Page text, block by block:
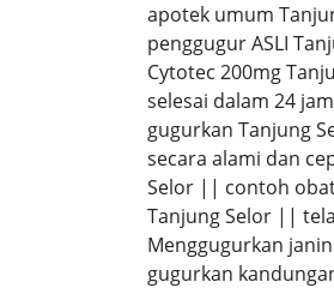
apotek umum
penggugur ASLI
Cytotec 200mg
selesai dalam 24
gugurkan Tanjung
secara alami dan
Selor || contoh
Tanjung Selor ||
Menggugurkan
gugurkan